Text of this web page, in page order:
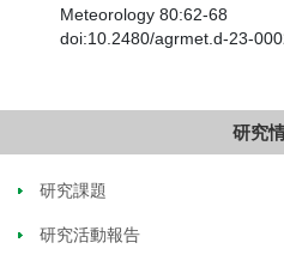
Meteorology 80:62-68
doi:10.2480/agrmet.d-23-
研究
研究課題
研究活動報告